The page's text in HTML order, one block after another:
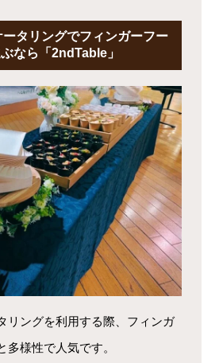
タリングでフィンガーフー
ぶなら「2ndTable」
リングを利用する際、フィンガ
多様性で人気です。